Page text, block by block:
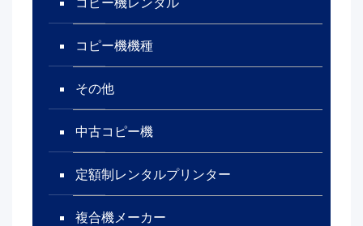
コピー機レンタル
コピー機機種
その他
中古コピー機
定額制レンタルプリンター
複合機メーカー